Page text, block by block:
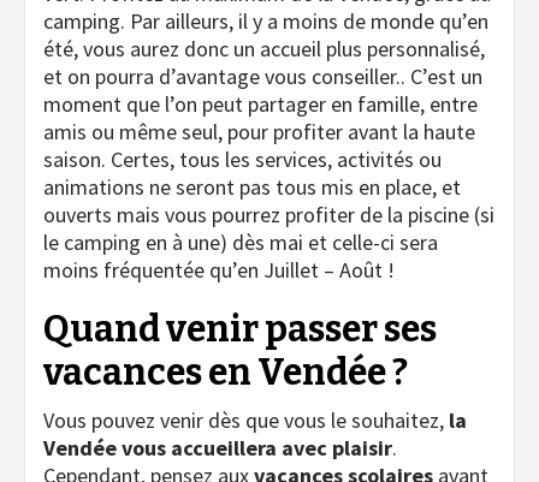
camping. Par ailleurs, il y a moins de monde qu’en
été, vous aurez donc un accueil plus personnalisé,
et on pourra d’avantage vous conseiller.. C’est un
moment que l’on peut partager en famille, entre
amis ou même seul, pour profiter avant la haute
saison. Certes, tous les services, activités ou
animations ne seront pas tous mis en place, et
ouverts mais vous pourrez profiter de la piscine (si
le camping en à une) dès mai et celle-ci sera
moins fréquentée qu’en Juillet – Août !
Quand venir passer ses
vacances en Vendée ?
Vous pouvez venir dès que vous le souhaitez, la
Vendée vous accueillera avec plaisir.
Cependant, pensez auxvacances scolaires avant